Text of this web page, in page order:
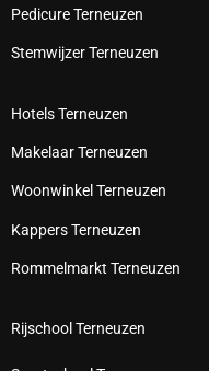
Pedicure Terneuzen
Stemwijzer Terneuzen
Hotels Terneuzen
Makelaar Terneuzen
Woonwinkel Terneuzen
Kappers Terneuzen
Rommelmarkt Terneuzen
Rijschool Terneuzen